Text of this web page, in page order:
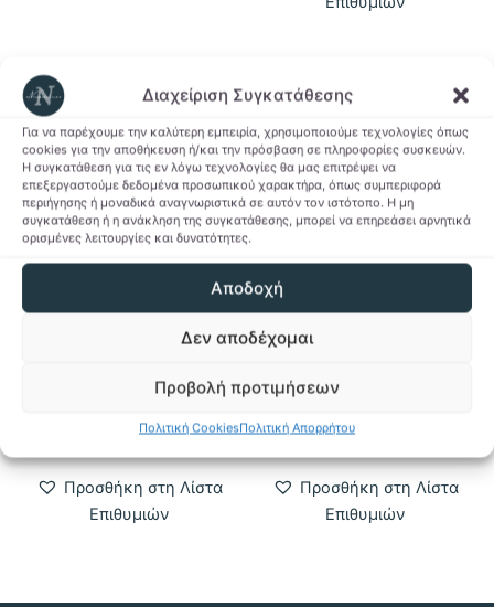
Διαχείριση Συγκατάθεσης
Για να παρέχουμε την καλύτερη εμπειρία, χρησιμοποιούμε τεχνολογίες όπως
cookies για την αποθήκευση ή/και την πρόσβαση σε πληροφορίες συσκευών.
Η συγκατάθεση για τις εν λόγω τεχνολογίες θα μας επιτρέψει να
επεξεργαστούμε δεδομένα προσωπικού χαρακτήρα, όπως συμπεριφορά
περιήγησης ή μοναδικά αναγνωριστικά σε αυτόν τον ιστότοπο. Η μη
συγκατάθεση ή η ανάκληση της συγκατάθεσης, μπορεί να επηρεάσει αρνητικά
ορισμένες λειτουργίες και δυνατότητες.
Αποδοχή
Δεν αποδέχομαι
Προβολή προτιμήσεων
Πολιτική CookiesΠολιτική Απορρήτου
μπορούν
να
επιλεγούν
στη
σελίδα
του
-62%
-62%
Σουβέρ
Σουβέρ Best Dad Ever
price
2,60 €.
τρέχουσα
είναι:
καλάθι
Προσθήκη στη Λίστα
Επιθυμιών
Κούπες
Κούπα Love-Mom
καλάθι
Προσθήκη στη Λίστα
Επιθυμιών